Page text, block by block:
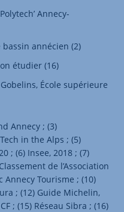
Annecy-
annécien (2)
étudier (16)
École supérieure
Annecy ; (3)
in the Alps ; (5)
; (6) Insee, 2018 ; (7)
de l’Association
Annecy Tourisme ; (10)
; (12) Guide Michelin,
; (15) Réseau Sibra ; (16)